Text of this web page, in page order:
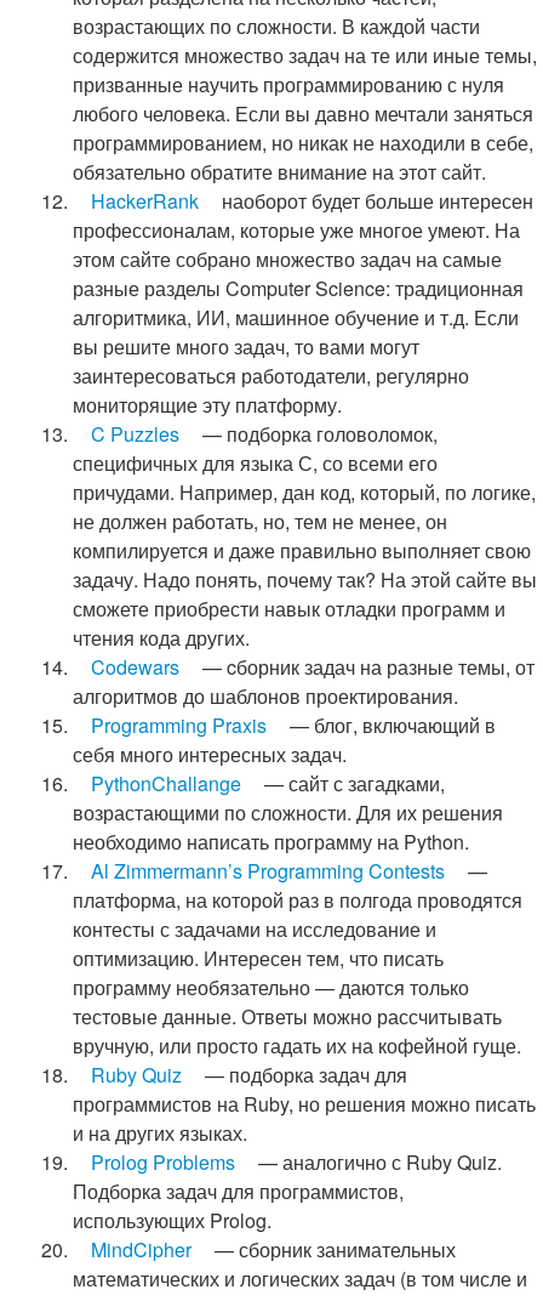
возрастающих по сложности. В каждой части
содержится множество задач на те или иные темы,
призванные научить программированию с нуля
любого человека. Если вы давно мечтали заняться
программированием, но никак не находили в себе,
обязательно обратите внимание на этот сайт.
HackerRank
наоборот будет больше интересен
профессионалам, которые уже многое умеют. На
этом сайте собрано множество задач на самые
разные разделы Computer Science: традиционная
алгоритмика, ИИ, машинное обучение и т.д. Если
вы решите много задач, то вами могут
заинтересоваться работодатели, регулярно
мониторящие эту платформу.
C Puzzles
— подборка головоломок,
специфичных для языка С, со всеми его
причудами. Например, дан код, который, по логике,
не должен работать, но, тем не менее, он
компилируется и даже правильно выполняет свою
задачу. Надо понять, почему так? На этой сайте вы
сможете приобрести навык отладки программ и
чтения кода других.
Codewars
— cборник задач на разные темы, от
алгоритмов до шаблонов проектирования.
Programming Praxis
— блог, включающий в
себя много интересных задач.
PythonChallange
— сайт с загадками,
возрастающими по сложности. Для их решения
необходимо написать программу на Python.
Al Zimmermann’s Programming Contests
—
платформа, на которой раз в полгода проводятся
контесты с задачами на исследование и
оптимизацию. Интересен тем, что писать
программу необязательно — даются только
тестовые данные. Ответы можно рассчитывать
вручную, или просто гадать их на кофейной гуще.
Ruby Quiz
— подборка задач для
программистов на Ruby, но решения можно писать
и на других языках.
Prolog Problems
— аналогично с Ruby Quiz.
Подборка задач для программистов,
использующих Prolog.
MindCipher
— сборник занимательных
математических и логических задач (в том числе и